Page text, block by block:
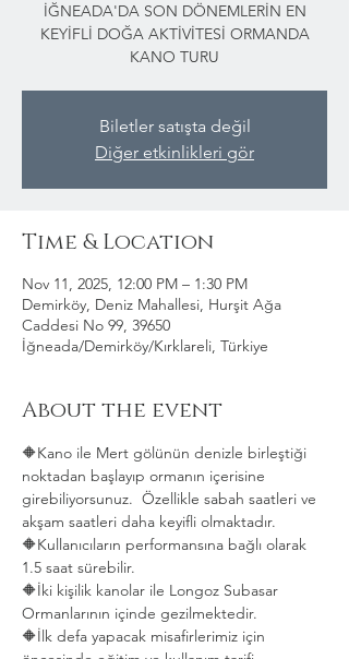
İĞNEADA'DA SON DÖNEMLERİN EN
KEYİFLİ DOĞA AKTİVİTESİ ORMANDA
KANO TURU
Biletler satışta değil
Diğer etkinlikleri gör
Time & Location
Nov 11, 2025, 12:00 PM – 1:30 PM
Demirköy, Deniz Mahallesi, Hurşit Ağa
Caddesi No 99, 39650
İğneada/Demirköy/Kırklareli, Türkiye
About the event
🔶Kano ile Mert gölünün denizle birleştiği
noktadan başlayıp ormanın içerisine
girebiliyorsunuz.  Özellikle sabah saatleri ve
akşam saatleri daha keyifli olmaktadır.
🔶Kullanıcıların performansına bağlı olarak
1.5 saat sürebilir.
🔶İki kişilik kanolar ile Longoz Subasar
Ormanlarının içinde gezilmektedir.
🔶İlk defa yapacak misafirlerimiz için